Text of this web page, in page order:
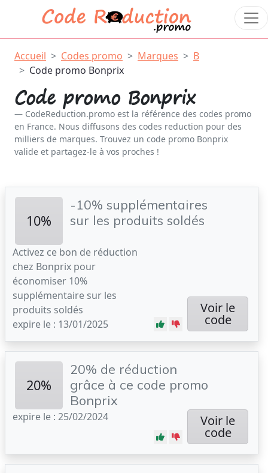
Accueil Codes promo Marques
B
Code promo Bonprix
Code promo Bonprix
CodeReduction.promo est la référence des codes promo
en France. Nous diffusons des codes reduction pour des
milliers de marques. Trouvez un code promo Bonprix
valide et partagez-le à vos proches !
10%
-10% supplémentaires
sur les produits soldés
Activez ce bon de réduction
chez Bonprix pour
économiser 10%
supplémentaire sur les
produits soldés
expire le : 13/01/2025
Voir le
code
20%
20% de réduction
grâce à ce code promo
Bonprix
expire le : 25/02/2024 Voir le
code